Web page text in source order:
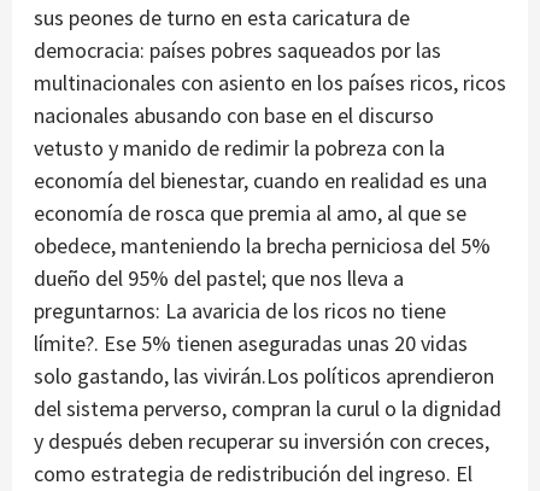
sus peones de turno en esta caricatura de
democracia: países pobres saqueados por las
multinacionales con asiento en los países ricos, ricos
nacionales abusando con base en el discurso
vetusto y manido de redimir la pobreza con la
economía del bienestar, cuando en realidad es una
economía de rosca que premia al amo, al que se
obedece, manteniendo la brecha perniciosa del 5%
dueño del 95% del pastel; que nos lleva a
preguntarnos: La avaricia de los ricos no tiene
límite?. Ese 5% tienen aseguradas unas 20 vidas
solo gastando, las vivirán.Los políticos aprendieron
del sistema perverso, compran la curul o la dignidad
y después deben recuperar su inversión con creces,
como estrategia de redistribución del ingreso. El